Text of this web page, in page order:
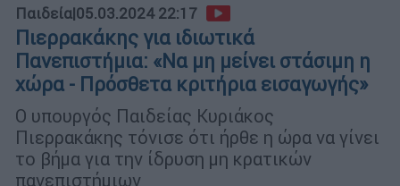
Παιδεία|05.03.2024 22:17
Πιερρακάκης για ιδιωτικά
Πανεπιστήμια: «Να μη μείνει στάσιμη η
χώρα - Πρόσθετα κριτήρια εισαγωγής»
Ο υπουργός Παιδείας Κυριάκος
Πιερρακάκης τόνισε ότι ήρθε η ώρα να γίνει
το βήμα για την ίδρυση μη κρατικών
πανεπιστήμιων